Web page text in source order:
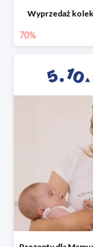
Wyprzedaż
70%